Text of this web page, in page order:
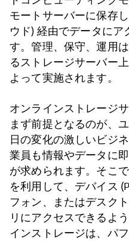
モートサーバーに保存
ウド) 経由でデータに
す。管理、保守、運用
るストレージサーバー
よって実施されます。
オンラインストレージ
まず前提となるのが、
日の変化の激しいビジ
業員も情報やデータに
が求められます。そこ
を利用して、デバイス
フォン、またはデスク
リにアクセスできるよ
インストレージは、パ